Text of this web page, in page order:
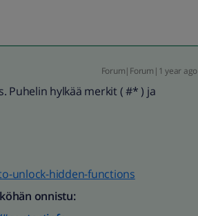
Forum|Forum|1 year ago
Puhelin hylkää merkit ( #* ) ja
unlock-hidden-functions
onnistu: